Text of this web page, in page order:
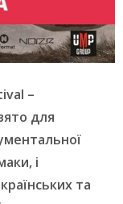
–
для
і
та